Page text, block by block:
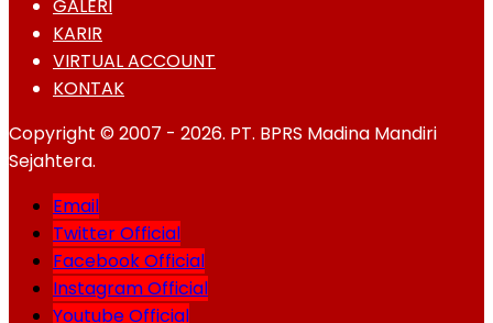
GALERI
KARIR
VIRTUAL ACCOUNT
KONTAK
Copyright © 2007 - 2026. PT. BPRS Madina Mandiri
Sejahtera.
Email
Twitter Official
Facebook Official
Instagram Official
Youtube Official